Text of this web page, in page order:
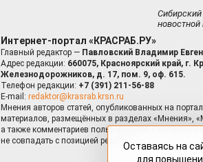
Сибирский
новостной
Интернет-портал «КРАСРАБ.РУ»
Главный редактор — Павловский Владимир
Адрес редакции: 660075, Красноярский край, г.
Железнодорожников, д. 17, пом. 9, оф. 615.
Телефон редакции: +7 (391) 211-56-88
E-mail: redaktor@krasrab.krsn.ru
Мнения авторов статей, опубликованных на
материалов, размещённых в разделах «Мнения»,
а также комментариев пользователей к
не совпадать с позицией редакции.
Оставаясь на
для